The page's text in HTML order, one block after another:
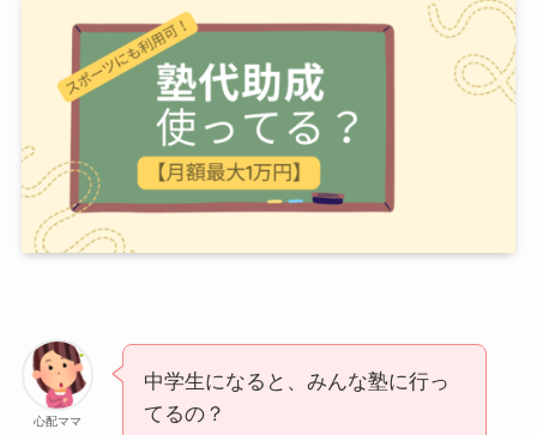
心配ママ
中学生になると、みんな塾に行っ
てるの？